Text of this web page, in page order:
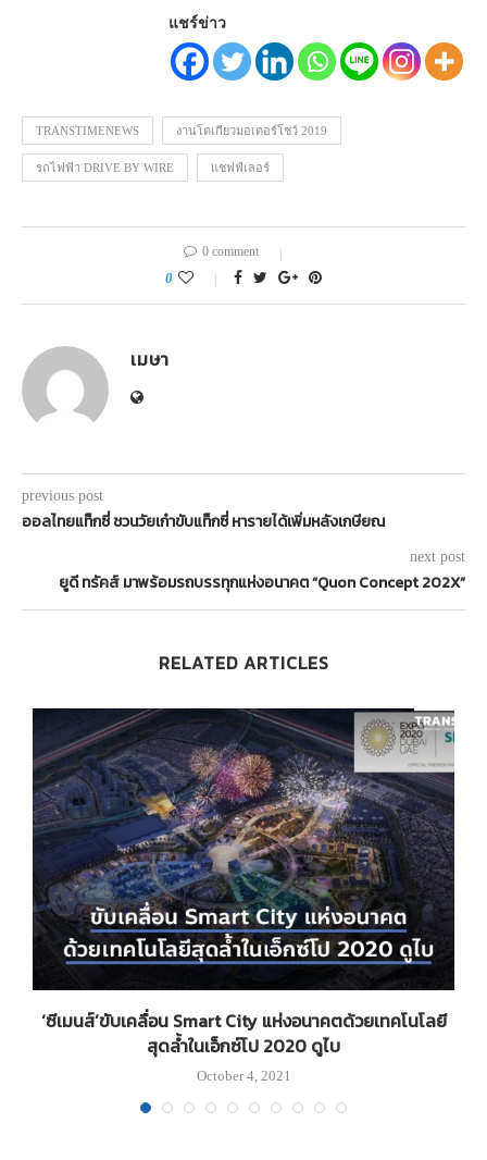
แชร์ข่าว
TRANSTIMENEWS งานโตเกียวมอเตอร์โชว์ 2019
รถไฟฟ้า DRIVE BY WIRE แชฟฟ์เลอร์
0 comment
0
เมษา
previous post
ออลไทยแท็กซี่ ชวนวัยเก๋าขับแท็กซี่ หารายได้เพิ่มหลังเกษียณ
next post
ยูดี ทรัคส์ มาพร้อมรถบรรทุกแห่งอนาคต “Quon Concept 202X”
RELATED ARTICLES
‘ซีเมนส์’ขับเคลื่อน Smart City แห่งอนาคตด้วยเทคโนโลยี
สุดล้ำในเอ็กซ์โป 2020 ดูไบ
October 4, 2021